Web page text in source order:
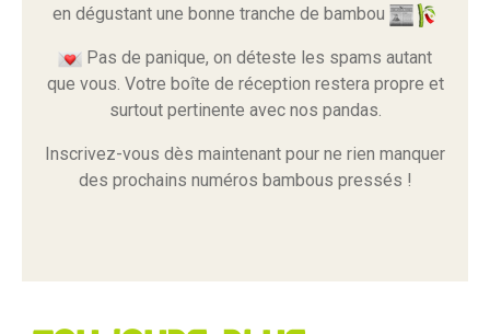
en dégustant une bonne tranche de bambou
Pas de panique, on déteste les spams autant
que vous. Votre boîte de réception restera propre et
surtout pertinente avec nos pandas.
Inscrivez-vous dès maintenant pour ne rien manquer
des prochains numéros bambous pressés !